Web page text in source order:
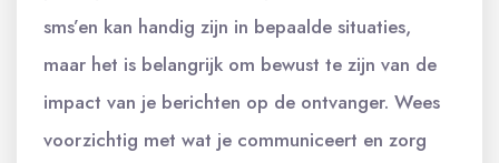
sms’en kan handig zijn in bepaalde situaties,
maar het is belangrijk om bewust te zijn van de
impact van je berichten op de ontvanger. Wees
voorzichtig met wat je communiceert en zorg